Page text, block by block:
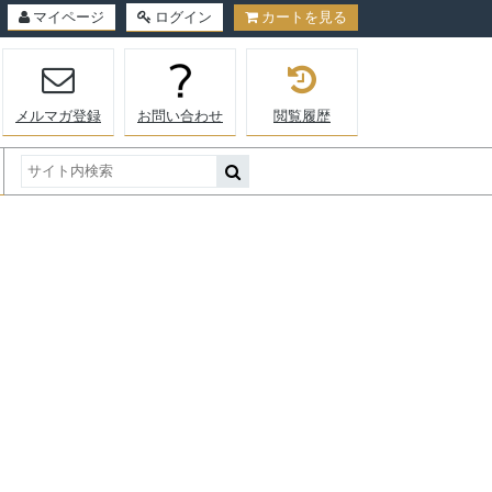
マイページ ログイン カートを見る
メルマガ登録 お問い合わせ 閲覧履歴